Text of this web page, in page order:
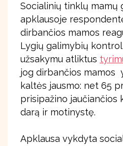
Socialinių tinklų mamų
apklausoje
dirbančios mamos
Lygių galimybių
užsakymu atliktus
jog dirbančios mamos
kaltės jausmo: net 65
prisipažino jaučiančios
darą ir motinystę.
Apklausa vykdyta